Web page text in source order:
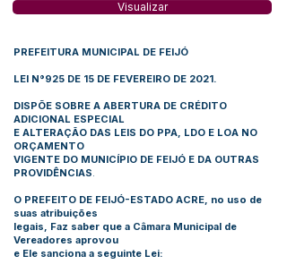
Visualizar
PREFEITURA MUNICIPAL DE FEIJÓ
LEI N°925 DE 15 DE FEVEREIRO DE 2021.
DISPÕE SOBRE A ABERTURA DE CRÉDITO
ADICIONAL ESPECIAL
E ALTERAÇÃO DAS LEIS DO PPA, LDO E LOA NO
ORÇAMENTO
VIGENTE DO MUNICÍPIO DE FEIJÓ E DA OUTRAS
PROVIDÊNCIAS.
O PREFEITO DE FEIJÓ-ESTADO ACRE, no uso de
suas atribuições
legais, Faz saber que a Câmara Municipal de
Vereadores aprovou
e Ele sanciona a seguinte Lei: